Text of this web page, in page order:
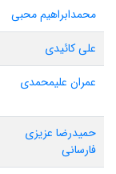
محمدابراهیم محبی
علی کائیدی
عمران علیمحمدی
حمیدرضا عزیزی
فارسانی